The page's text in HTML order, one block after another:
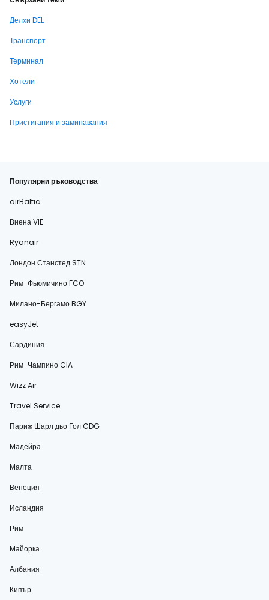
Делхи DEL
Транспорт
Терминал
Хотели
Услуги
Пристигания и заминавания
Популярни ръководства
airBaltic
Виена VIE
Ryanair
Лондон Станстед STN
Рим-Фьюмичино FCO
Милано-Бергамо BGY
easyJet
Сардиния
Рим-Чампино CIA
Wizz Air
Travel Service
Париж Шарл дьо Гол CDG
Мадейра
Малта
Венеция
Исландия
Рим
Майорка
Албания
Кипър